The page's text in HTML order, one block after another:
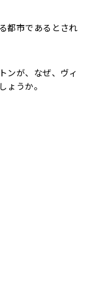
都市であるとされ
ンが、なぜ、ヴィ
ょうか。